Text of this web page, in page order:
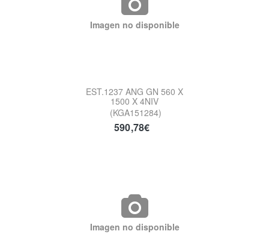
Imagen no disponible
EST.1237 ANG GN 560 X
1500 X 4NIV
(KGA151284)
590,78€
Imagen no disponible